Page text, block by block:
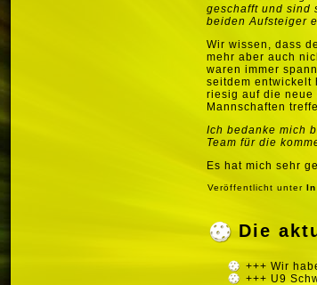
geschafft und sind
beiden Aufsteiger
Wir wissen, dass
mehr aber auch
waren immer
seitdem entwickelt
riesig auf die neue
Mannschaften
Ich bedanke mich
Team für die
Es hat mich sehr
Veröffentlicht unter
Die
+++ Wir
+++ U9